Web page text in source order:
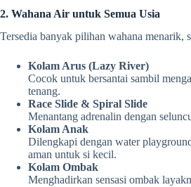
2. Wahana Air untuk Semua Usia
Tersedia banyak pilihan wahana menarik,
Kolam Arus (Lazy River)
Cocok untuk bersantai sambil
tenang.
Race Slide & Spiral Slide
Menantang adrenalin dengan
Kolam Anak
Dilengkapi dengan water
aman untuk si kecil.
Kolam Ombak
Menghadirkan sensasi ombak